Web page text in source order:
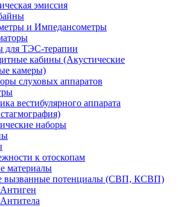
эмиссия
и Импедансометры
для ТЭС-терапии
кабины (Акустические
камеры)
слуховых аппаратов
вестибулярного аппарата
наборы
к отоскопам
материалы
вызванные потенциалы (СВП, КСВП)